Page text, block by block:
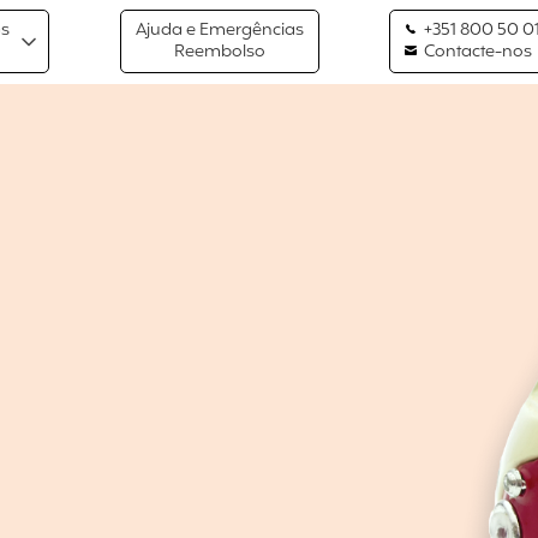
Ajuda e Emergências
Reembolso
+351 800 50
Contacte-nos